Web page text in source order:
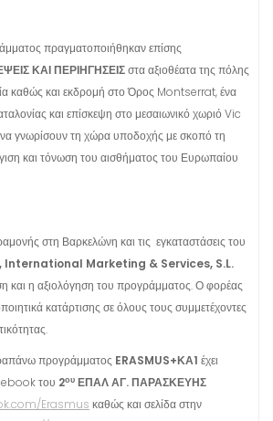
πραγματοποιήθηκαν επίσης
ΚΑΙ ΠΕΡΙΗΓΗΣΕΙΣστα αξιοθέατα της πόλης
καθώς και εκδρομή στο Όρος Montserrat, ένα
και επίσκεψη στο μεσαιωνικό χωριό Vic
να γνωρίσουν τη χώρα υποδοχής με σκοπό τη
και τόνωση του αισθήματος του Ευρωπαίου
στη Βαρκελώνη και τις εγκαταστάσεις του
International Marketing & Services, S.L.
και η αξιολόγηση του προγράμματος. Ο φορέας
κατάρτισης σε όλους τους συμμετέχοντες
προγράμματος ERASMUS+ΚΑ1 έχει
του 2ου ΕΠΑΛ ΑΓ. ΠΑΡΑΣΚΕΥΗΣ
Erasmus καθώς και σελίδα στην